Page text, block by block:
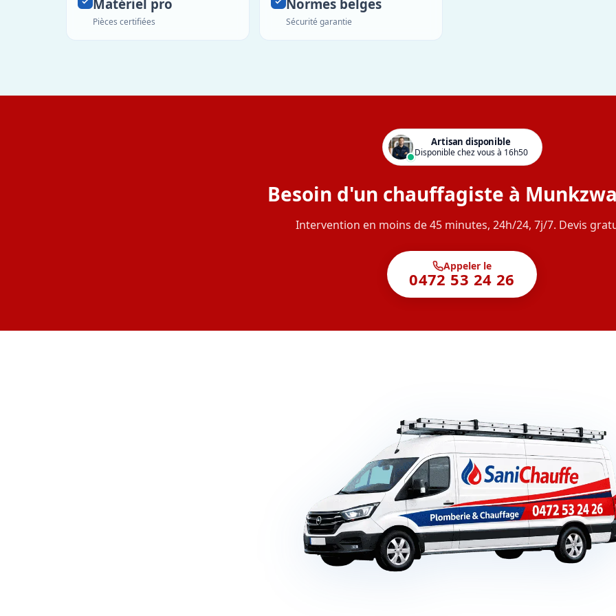
Matériel pro
Pièces certifiées
Normes belges
Sécurité garantie
Artisan disponible
Disponible chez vous à 16h50
Besoin d'un chauffagiste à
Intervention en moins de 45 minutes, 24h/24, 7j/7. Devis
Appeler le
0472 53 24 26